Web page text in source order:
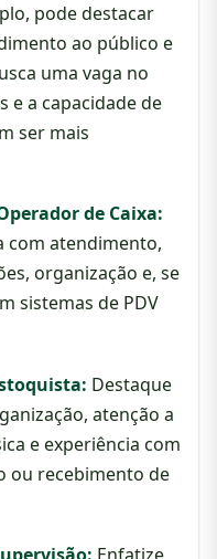
pode destacar
ao público e
uma vaga no
e a capacidade de
ser mais
de Caixa:
com atendimento,
organização e, se
sistemas de PDV
Destaque
atenção a
e experiência com
ou recebimento de